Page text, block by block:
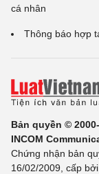
cá nhân
Thông báo hợp
Bản quyền ©
INCOM
Chứng nhận bản
16/02/2009, cấp